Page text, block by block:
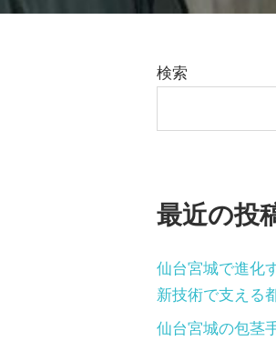
検索
最近の投
仙台宮城で進化
新技術で支える
仙台宮城の包茎